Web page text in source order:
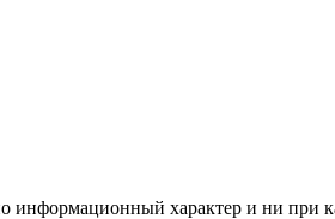
информационный характер и ни при